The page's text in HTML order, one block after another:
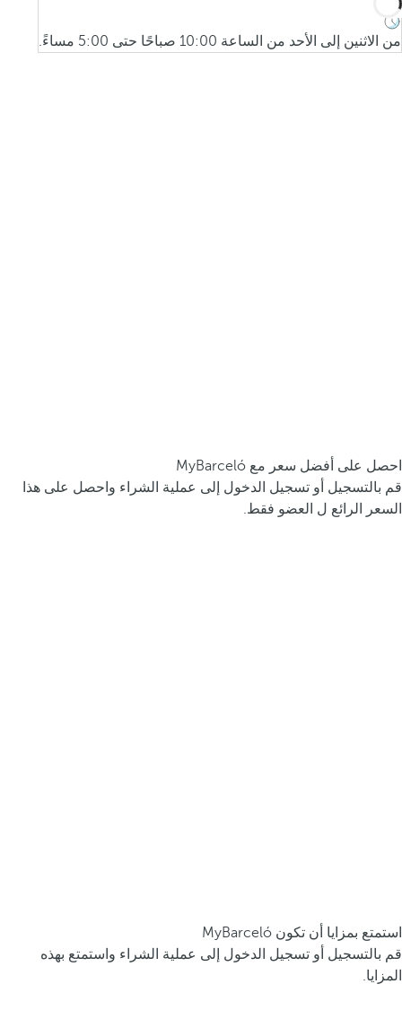
من الاثنين إلى الأحد من الساعة 10:00 صباحًا حتى 5:00 مساءً.
احصل على أفضل سعر مع MyBarceló
قم بالتسجيل أو تسجيل الدخول إلى عملية الشراء واحصل على هذا
السعر الرائع ل العضو فقط.
استمتع بمزايا أن تكون MyBarceló
قم بالتسجيل أو تسجيل الدخول إلى عملية الشراء واستمتع بهذه
المزايا.